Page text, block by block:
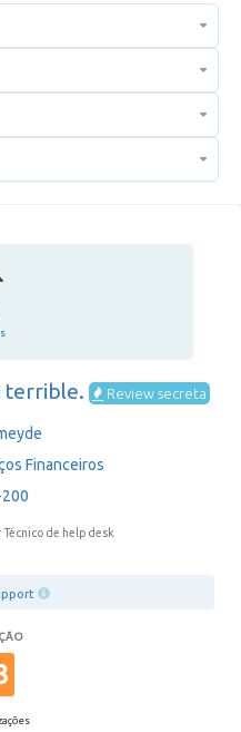
terrible. Review secreta
Financeiros
Técnico de help desk